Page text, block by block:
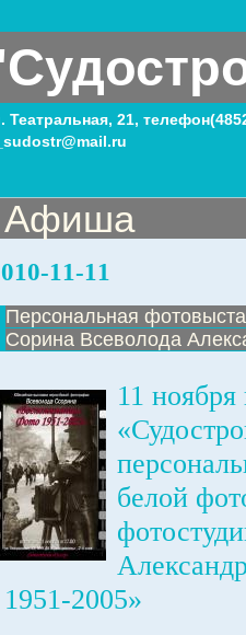
Театральная, 21,
Афиша
11-11
Персональная
Сорина Всеволода
11
белой
1951-2005»